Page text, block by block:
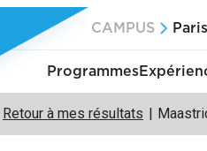
CAMPUS
Programmes
Retour à mes résultats